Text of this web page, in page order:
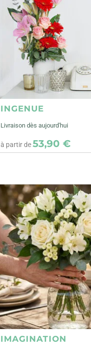
INGENUE
Livraison dès aujourd'hui
à partir de53,90 €
IMAGINATION